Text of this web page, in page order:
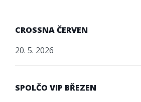
CROSSNA ČERVEN
20. 5. 2026
SPOLČO VIP BŘEZEN